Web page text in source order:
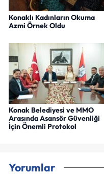
Konaklı Kadınların Okuma
Azmi Örnek Oldu
Konak Belediyesi ve MMO
Arasında Asansör Güvenliği
İçin Önemli Protokol
Yorumlar